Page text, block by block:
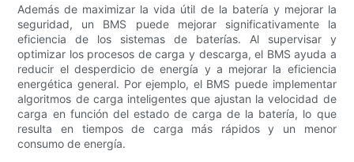
Además de maximizar la vida útil de la batería y mejorar la
seguridad, un BMS puede mejorar significativamente la
eficiencia de los sistemas de baterías. Al supervisar y
optimizar los procesos de carga y descarga, el BMS ayuda a
reducir el desperdicio de energía y a mejorar la eficiencia
energética general. Por ejemplo, el BMS puede implementar
algoritmos de carga inteligentes que ajustan la velocidad de
carga en función del estado de carga de la batería, lo que
resulta en tiempos de carga más rápidos y un menor
consumo de energía.